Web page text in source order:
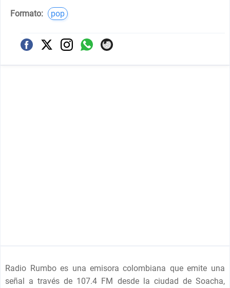
Formato: pop
Radio Rumbo es una emisora colombiana que emite una
señal a través de 107.4 FM desde la ciudad de Soacha,